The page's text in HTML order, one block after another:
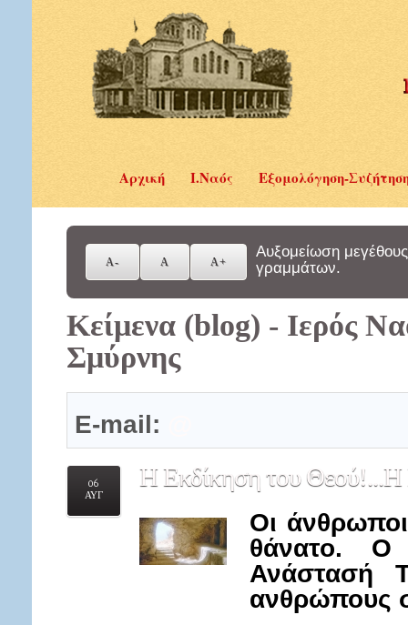
Αρχική Ι.Ναός Εξομολόγηση-
Αυξομείωση μεγέθους
γραμμάτων.
Κείμενα (blog) - Ιερός
Σμύρνης
E-mail:
06
ΑΥΓ
ΗΕκδίκηση του
Οι
θάνατο.
Ανάστασή
ανθρώπους